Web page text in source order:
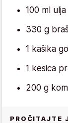
100 ml ulja
330 g
1 kašika
1 kesica
200 g
PROČITAJTE